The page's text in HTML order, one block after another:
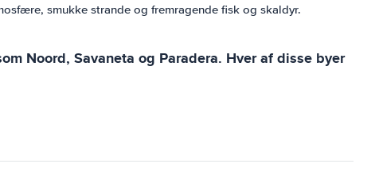
smukke strande og fremragende fisk og skaldyr.
Noord, Savaneta og Paradera. Hver af disse byer